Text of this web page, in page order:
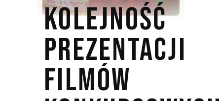
KOLEJNOŚĆ
PREZENTACJI
FILMÓW